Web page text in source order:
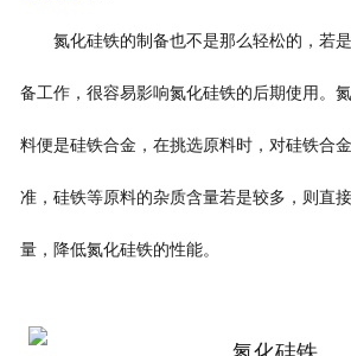
氮化硅铁的制备也不是那么轻松的，若
备工作，很容易影响氮化硅铁的后期使用。
料便是硅铁合金，在挑选原料时，对硅铁合
准，硅铁等原料的杂质含量若是较多，则直
量，降低氮化硅铁的性能。